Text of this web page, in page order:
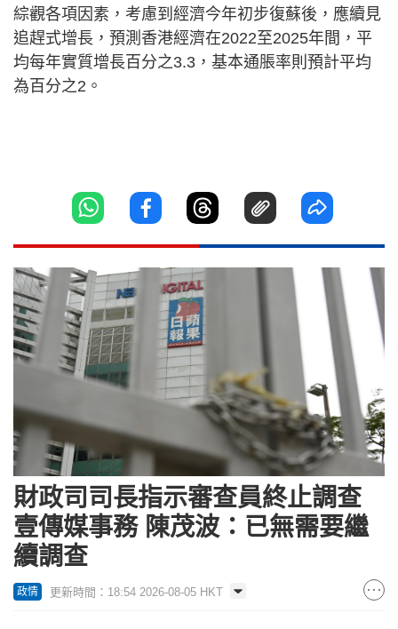
綜觀各項因素，考慮到經濟今年初步復蘇後，應續見
追趕式增長，預測香港經濟在2022至2025年間，平
均每年實質增長百分之3.3，基本通脹率則預計平均
為百分之2。
財政司司長指示審查員終止調查
壹傳媒事務 陳茂波：已無需要繼
續調查
政情 更新時間：18:54 2026-08-05 HKT